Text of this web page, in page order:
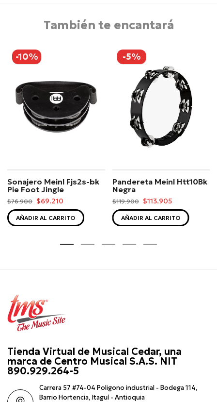
También te encantará
-10%
Sonajero Meinl Fjs2s-bk
Pie Foot Jingle
$76.900 $69.210
AÑADIR AL CARRITO
-5%
Pandereta Meinl Htt10Bk
Negra
$119.900 $113.905
AÑADIR AL CARRITO
Tienda Virtual de Musical Cedar, una
marca de Centro Musical S.A.S. NIT
890.929.264-5
Carrera 57 #74-04 Poligono industrial - Bodega 114,
Barrio Hortencia, Itaguí - Antioquia